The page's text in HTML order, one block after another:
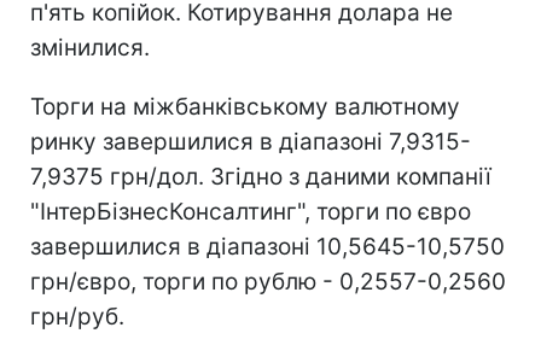
п'ять копійок. Котирування долара не
змінилися.
Торги на міжбанківському валютному
ринку завершилися в діапазоні 7,9315-
7,9375 грн/дол. Згідно з даними компанії
"ІнтерБізнесКонсалтинг", торги по євро
завершилися в діапазоні 10,5645-10,5750
грн/євро, торги по рублю - 0,2557-0,2560
грн/руб.